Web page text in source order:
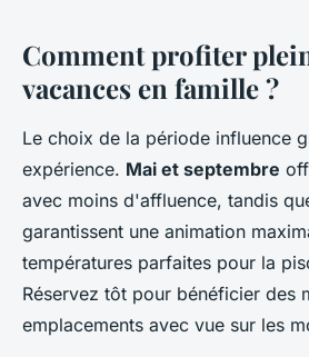
Comment profiter
vacances en famille ?
Le choix de la période influence
expérience. Mai et septembre
avec moins d'affluence, tandis
garantissent une animation
températures parfaites pour la
Réservez tôt pour bénéficier des
emplacements avec vue sur les